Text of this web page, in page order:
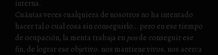
interna.
Cuántas veces cualquiera de nosotros no ha intentado
hacer tal o cual cosa sin conseguirlo… pero en ese tiempo
de ocupación, la menta trabaja en posde conseguir ese
fin, de lograr ese objetivo. nos mantiene vivos, nos acerca